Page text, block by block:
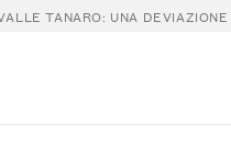
TANARO: UNA